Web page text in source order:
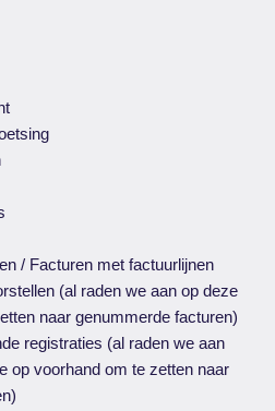
/ Facturen met factuurlijnen
(al raden we aan op deze
naar genummerde facturen)
registraties (al raden we aan
op voorhand om te zetten naar